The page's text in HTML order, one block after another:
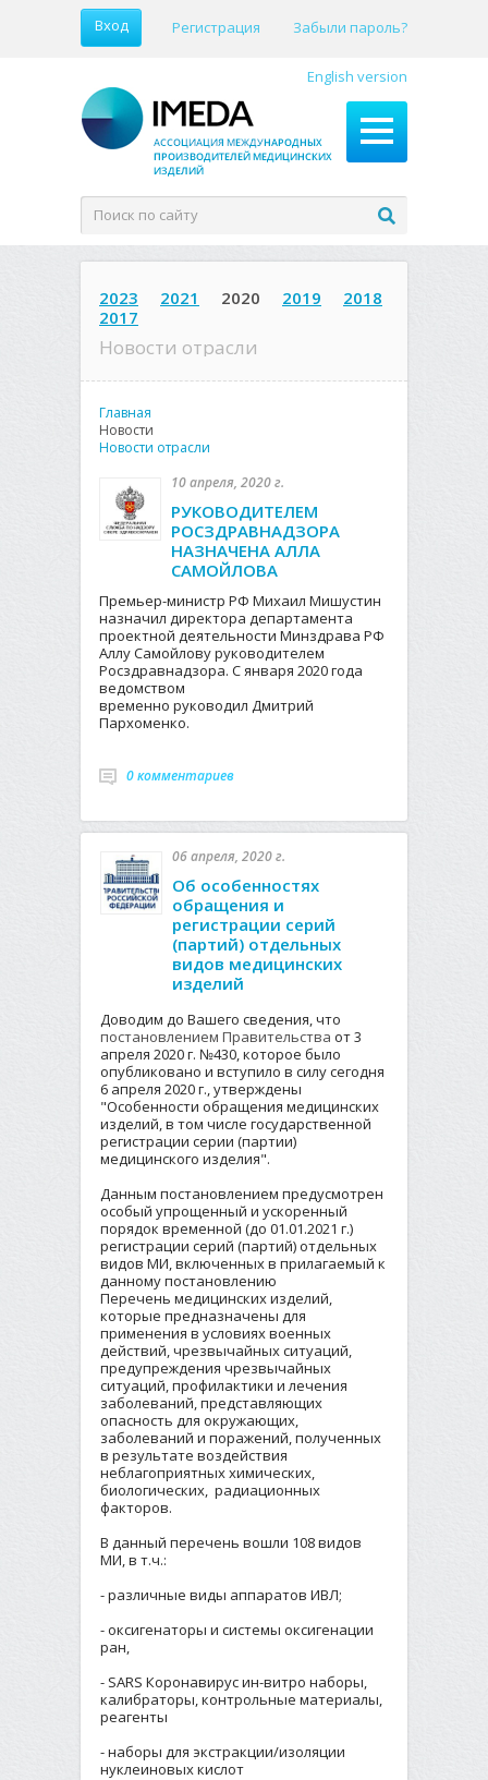
Вход Регистрация Забыли пароль?
English version
2023 2021 2020 2019
2018
2017
Новости отрасли
Главная
Новости
Новости отрасли
10 апреля, 2020 г.
РУКОВОДИТЕЛЕМ
РОСЗДРАВНАДЗОРА
НАЗНАЧЕНА АЛЛА
САМОЙЛОВА
Премьер-министр РФ Михаил Мишустин
назначил директора департамента
проектной деятельности Минздрава РФ
Аллу Самойлову руководителем
Росздравнадзора. С января 2020 года
ведомством
временно руководил Дмитрий
Пархоменко.
0 комментариев
06 апреля, 2020 г.
Об особенностях
обращения и
регистрации серий
(партий) отдельных
видов медицинских
изделий
Доводим до Вашего сведения, что
постановлением Правительства от 3
апреля 2020 г. №430, которое было
опубликовано и вступило в силу сегодня
6 апреля 2020 г., утверждены
"Особенности обращения медицинских
изделий, в том числе государственной
регистрации серии (партии)
медицинского изделия".
Данным постановлением предусмотрен
особый упрощенный и ускоренный
порядок временной (до 01.01.2021 г.)
регистрации серий (партий) отдельных
видов МИ, включенных в прилагаемый к
данному постановлению
Перечень медицинских изделий,
которые предназначены для
применения в условиях военных
действий, чрезвычайных ситуаций,
предупреждения чрезвычайных
ситуаций, профилактики и лечения
заболеваний, представляющих
опасность для окружающих,
заболеваний и поражений, полученных
в результате воздействия
неблагоприятных химических,
биологических, радиационных
факторов.
В данный перечень вошли 108 видов
МИ, в т.ч.:
- различные виды аппаратов ИВЛ;
- оксигенаторы и системы оксигенации
ран,
- SARS Коронавирус ин-витро наборы,
калибраторы, контрольные материалы,
реагенты
- наборы для экстракции/изоляции
нуклеиновых кислот